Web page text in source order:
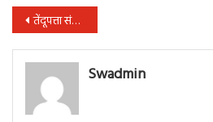
पोस्ट
नेविगेशन
तेंदूपत्ता संग्राहक परिवारों को बोनस, बीमा और छात्रवृत्ति योजना का लाभ दिलाएं: सुश्री उइके
Swadmin